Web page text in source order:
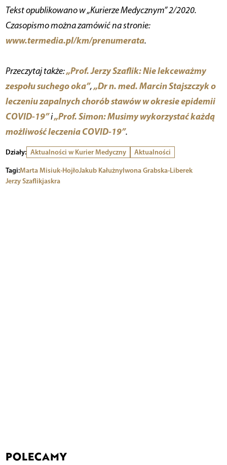
Tekst opublikowano w „Kurierze Medycznym” 2/2020.
Czasopismo można zamówić na stronie:
www.termedia.pl/km/prenumerata.
Przeczytaj także:„Prof. Jerzy Szaflik: Nie lekceważmy
zespołu suchego oka”,„Dr n. med. Marcin Stajszczyk o
leczeniu zapalnych chorób stawów w okresie epidemii
COVID-19”i„Prof. Simon: Musimy wykorzystać każdą
możliwość leczenia COVID-19”.
Działy: Aktualności w Kurier Medyczny
Aktualności
Tagi:Marta Misiuk-HojłoJakub KałużnyIwona Grabska-Liberek
Jerzy Szaflikjaskra
POLECAMY